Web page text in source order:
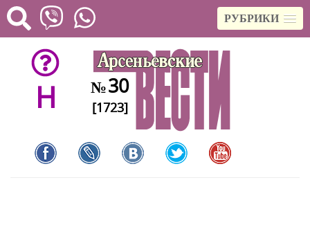
РУБРИКИ
H №30
[1723]